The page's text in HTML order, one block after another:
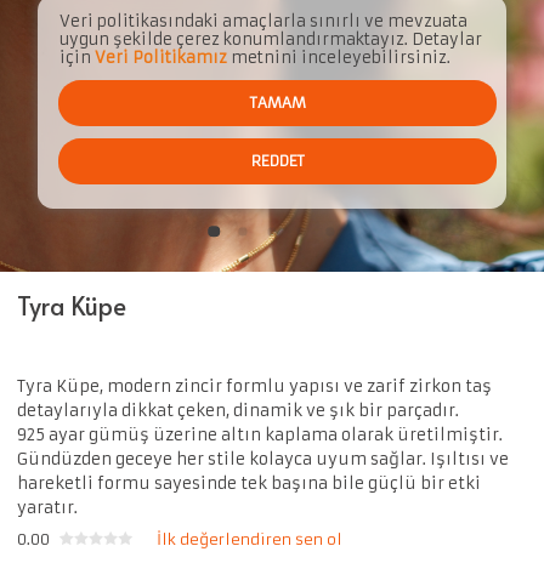
Tyra Küpe
Tyra Küpe, modern zincir formlu yapısı ve zarif zirkon taş
detaylarıyla dikkat çeken, dinamik ve şık bir parçadır.
925 ayar gümüş üzerine altın kaplama olarak üretilmiştir.
Gündüzden geceye her stile kolayca uyum sağlar. Işıltısı ve
hareketli formu sayesinde tek başına bile güçlü bir etki
yaratır.
0.00 İlk değerlendiren sen ol
Veri politikasındaki amaçlarla sınırlı ve mevzuata
uygun şekilde çerez konumlandırmaktayız. Detaylar
için Veri Politikamızmetnini inceleyebilirsiniz.
TAMAM
REDDET